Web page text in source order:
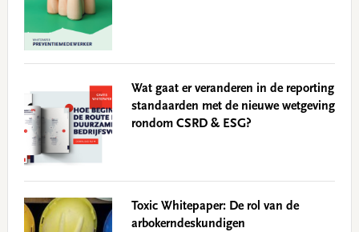
Wat gaat er veranderen in de reporting
standaarden met de nieuwe wetgeving
rondom CSRD & ESG?
Toxic Whitepaper: De rol van de
arbokerndeskundigen